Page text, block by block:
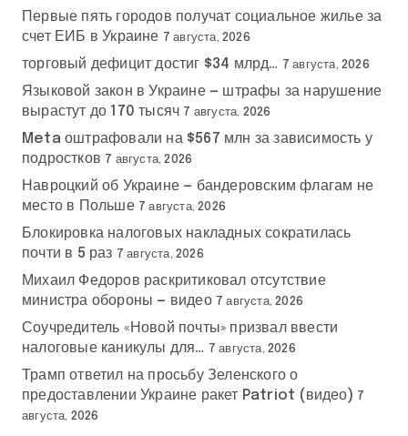
Первые пять городов получат социальное жилье за
счет ЕИБ в Украине 7 августа, 2026
торговый дефицит достиг $34 млрд… 7 августа, 2026
Языковой закон в Украине — штрафы за нарушение
вырастут до 170 тысяч 7 августа, 2026
Meta оштрафовали на $567 млн за зависимость у
подростков 7 августа, 2026
Навроцкий об Украине — бандеровским флагам не
место в Польше 7 августа, 2026
Блокировка налоговых накладных сократилась
почти в 5 раз 7 августа, 2026
Михаил Федоров раскритиковал отсутствие
министра обороны — видео 7 августа, 2026
Соучредитель «Новой почты» призвал ввести
налоговые каникулы для… 7 августа, 2026
Трамп ответил на просьбу Зеленского о
предоставлении Украине ракет Patriot (видео) 7
августа, 2026